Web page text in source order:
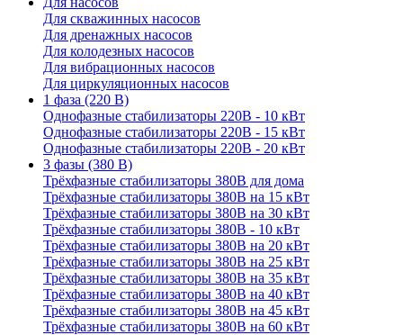
Для скважинных насосов
Для дренажных насосов
Для колодезных насосов
Для вибрационных насосов
Для циркуляционных насосов
1 фаза (220 В)
Однофазные стабилизаторы 220В - 10 кВт
Однофазные стабилизаторы 220В - 15 кВт
Однофазные стабилизаторы 220В - 20 кВт
3 фазы (380 В)
Трёхфазные стабилизаторы 380В для дома
Трёхфазные стабилизаторы 380В на 15 кВт
Трёхфазные стабилизаторы 380В на 30 кВт
Трёхфазные стабилизаторы 380В - 10 кВт
Трёхфазные стабилизаторы 380В на 20 кВт
Трёхфазные стабилизаторы 380В на 25 кВт
Трёхфазные стабилизаторы 380В на 35 кВт
Трёхфазные стабилизаторы 380В на 40 кВт
Трёхфазные стабилизаторы 380В на 45 кВт
Трёхфазные стабилизаторы 380В на 60 кВт